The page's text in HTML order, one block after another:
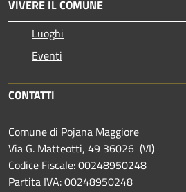
VIVERE IL COMUNE
Luoghi
Eventi
CONTATTI
Comune di Pojana Maggiore
Via G. Matteotti, 49 36026 (VI)
Codice Fiscale: 00248950248
Partita IVA: 00248950248